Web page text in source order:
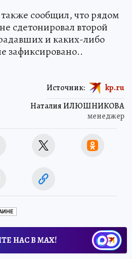
сообщил, что рядом
сдетонировал второй
и каких-либо
зафиксировано..
Наталия ИЛЮШНИКОВА
менеджер
Источник: kp.ru
НАС В МАХ!